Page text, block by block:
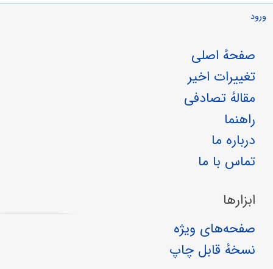
ورود
صفحهٔ اصلی
تغییرات اخیر
مقالهٔ تصادفی
راهنما
درباره ما
تماس با ما
ابزارها
صفحه‌های ویژه
نسخهٔ قابل چاپ